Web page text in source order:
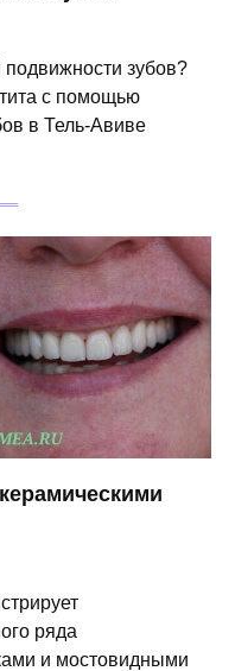
зубов?
с помощью
в Тель-Авиве
ряда
и мостовидными